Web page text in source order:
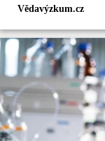
Vědavýzkum.cz